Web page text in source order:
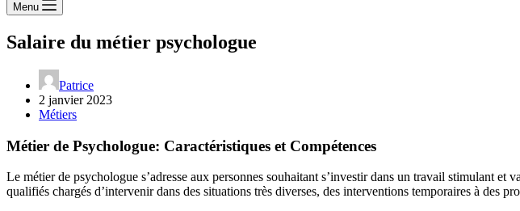
Menu
Salaire du métier psychologue
Patrice
2 janvier 2023
Métiers
Métier de Psychologue: Caractéristiques et Compétences
Le métier de psychologue s’adresse aux personnes souhaitant s’investir dans un travail stimulant
qualifiés chargés d’intervenir dans des situations très diverses, des interventions temporaires à des